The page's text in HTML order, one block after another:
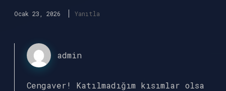
Ocak 23, 2026 Yanıtla
admin
Cengaver! Katılmadığım kısımlar olsa